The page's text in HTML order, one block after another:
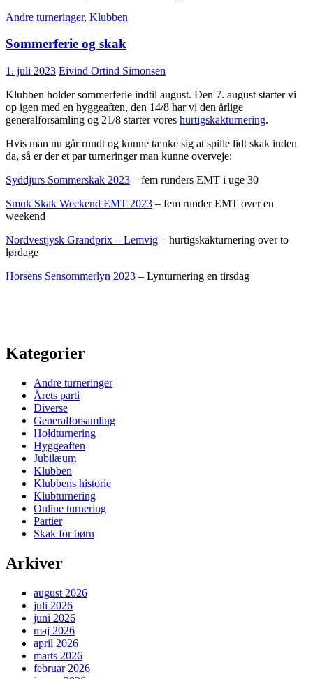
Andre turneringer, Klubben
Sommerferie og skak
1. juli 2023 Eivind Ortind Simonsen
Klubben holder sommerferie indtil august. Den 7. august starter vi
op igen med en hyggeaften, den 14/8 har vi den årlige
generalforsamling og 21/8 starter vores hurtigskakturnering.
Hvis man nu går rundt og kunne tænke sig at spille lidt skak inden
da, så er der et par turneringer man kunne overveje:
Syddjurs Sommerskak 2023 – fem runders EMT i uge 30
Smuk Skak Weekend EMT 2023 – fem runder EMT over en
weekend
Nordvestjysk Grandprix – Lemvig – hurtigskakturnering over to
lørdage
Horsens Sensommerlyn 2023 – Lynturnering en tirsdag
Kategorier
Andre turneringer
Årets parti
Diverse
Generalforsamling
Holdturnering
Hyggeaften
Jubilæum
Klubben
Klubbens historie
Klubturnering
Online turnering
Partier
Skak for børn
Arkiver
august 2026
juli 2026
juni 2026
maj 2026
april 2026
marts 2026
februar 2026